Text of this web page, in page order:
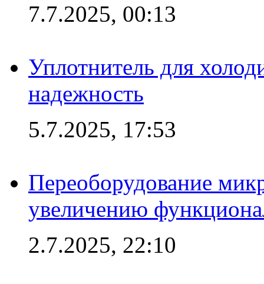
7.7.2025, 00:13
Уплотнитель для
надежность
5.7.2025, 17:53
Переоборудование
увеличению
2.7.2025, 22:10